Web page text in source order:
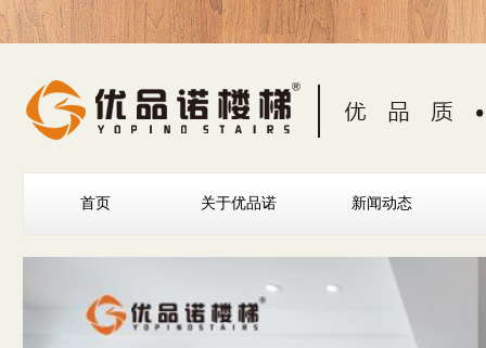
首页 关于优品诺 新闻动态